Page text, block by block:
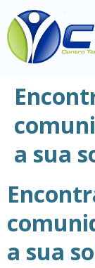
a sua
a sua